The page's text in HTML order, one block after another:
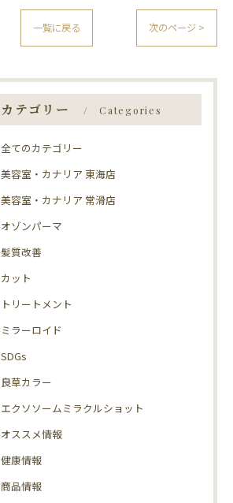
一覧に戻る 次のページ >
カテゴリー Categories
全てのカテゴリー
美容室・カナリア 東海店
美容室・カナリア 常滑店
オゾンパーマ
髪質改善
カット
トリートメント
ミラーロイド
SDGs
良草カラー
エクソソームミラクルショット
オススメ情報
健康情報
商品情報